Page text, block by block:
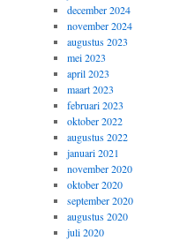
december 2024
november 2024
augustus 2023
mei 2023
april 2023
maart 2023
februari 2023
oktober 2022
augustus 2022
januari 2021
november 2020
oktober 2020
september 2020
augustus 2020
juli 2020